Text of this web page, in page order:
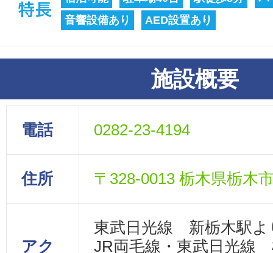
音響設備あり
AED設置あり
施設概要
電話 0282-23-4194
住所 〒328-0013 栃木県栃木
アク
東武日光線 新栃木駅よ
JR両毛線・東武日光線